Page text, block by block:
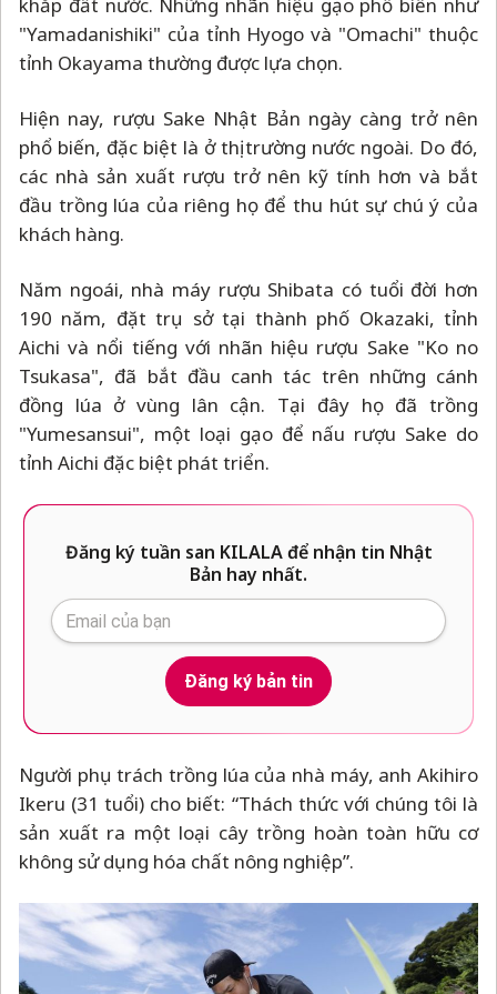
"Yamadanishiki" của tỉnh Hyogo và "Omachi" thuộc
tỉnh Okayama thường được lựa chọn.
Hiện nay, rượu Sake Nhật Bản ngày càng trở nên
phổ biến, đặc biệt là ở thị trường nước ngoài. Do đó,
các nhà sản xuất rượu trở nên kỹ tính hơn và bắt
đầu trồng lúa của riêng họ để thu hút sự chú ý của
khách hàng.
Năm ngoái, nhà máy rượu Shibata có tuổi đời hơn
190 năm, đặt trụ sở tại thành phố Okazaki, tỉnh
Aichi và nổi tiếng với nhãn hiệu rượu Sake "Ko no
Tsukasa", đã bắt đầu canh tác trên những cánh
đồng lúa ở vùng lân cận. Tại đây họ đã trồng
"Yumesansui", một loại gạo để nấu rượu Sake do
tỉnh Aichi đặc biệt phát triển.
Đăng ký tuần san KILALA để nhận tin Nhật
Bản hay nhất.
Đăng ký bản tin
Người phụ trách trồng lúa của nhà máy, anh Akihiro
Ikeru (31 tuổi) cho biết: “Thách thức với chúng tôi là
sản xuất ra một loại cây trồng hoàn toàn hữu cơ
không sử dụng hóa chất nông nghiệp”.